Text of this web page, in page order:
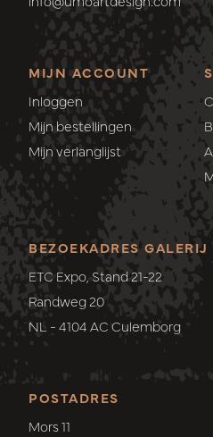
MIJN ACCOUNT
Inloggen
Mijn bestellingen
Mijn verlanglijst
POSTADRES
Mors 11
BEZOEKADRES GALERIJ
ETC Expo, Stand 21-22
Randweg 20
NL - 4104 AC Culemborg